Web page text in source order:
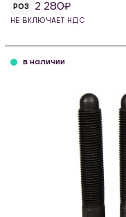
РОЗ 2 280
НЕ ВКЛЮЧАЕТ НДС
в наличии